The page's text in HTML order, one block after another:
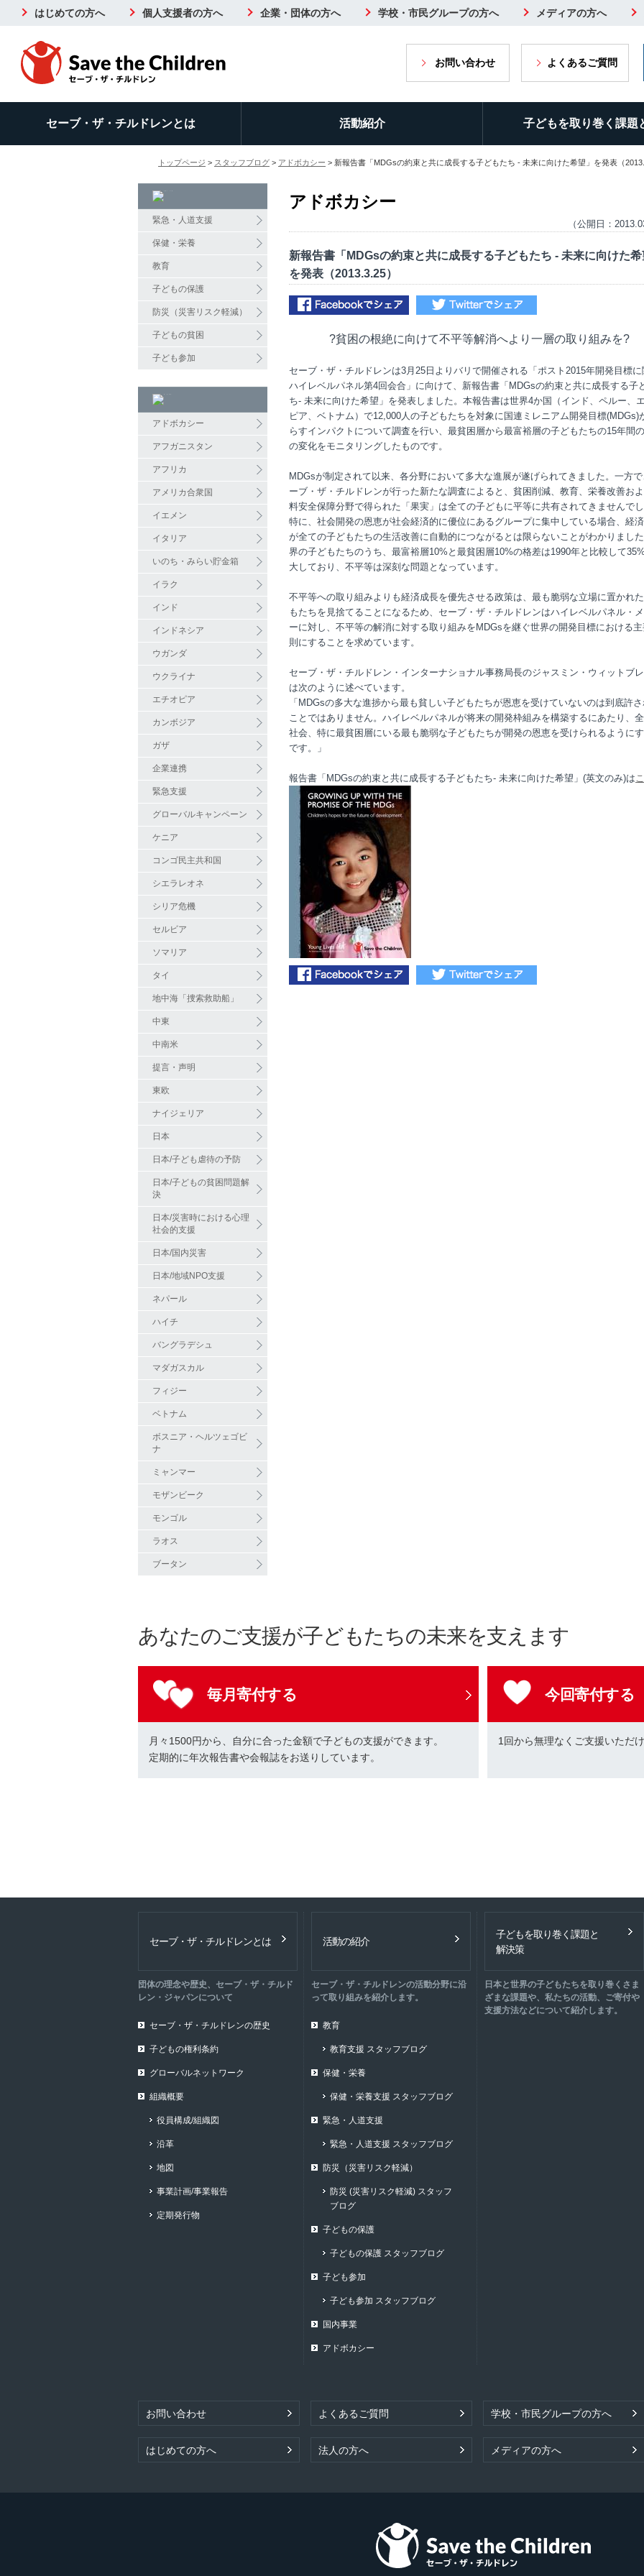
はじめての方へ 個人支援者の方へ 企業・団体の方へ 学校・市民グループの方へ メディアの方へ
お問い合わせ よくあるご質問
セーブ・ザ・チルドレンとは 活動紹介 子どもを取り巻く課題
トップページ > スタッフブログ > アドボカシー > 新報告書「MDGsの約束と共に成長する子どもたち - 未来に向けた希望」を発表（
緊急・人道支援
保健・栄養
教育
子どもの保護
防災（災害リスク軽減）
子どもの貧困
子ども参加
アドボカシー
アフガニスタン
アフリカ
アメリカ合衆国
イエメン
イタリア
いのち・みらい貯金箱
イラク
インド
インドネシア
ウガンダ
ウクライナ
エチオピア
カンボジア
ガザ
企業連携
緊急支援
グローバルキャンペーン
ケニア
コンゴ民主共和国
シエラレオネ
シリア危機
セルビア
ソマリア
タイ
地中海「捜索救助船」
中東
中南米
提言・声明
東欧
ナイジェリア
日本
日本/子ども虐待の予防
日本/子どもの貧困問題解
決
日本/災害時における心理
社会的支援
日本/国内災害
日本/地域NPO支援
ネパール
ハイチ
バングラデシュ
マダガスカル
フィジー
ベトナム
ボスニア・ヘルツェゴビ
ナ
ミャンマー
モザンビーク
モンゴル
ラオス
ブータン
アドボカシー
（公開日：
新報告書「MDGsの約束と共に成長する子どもたち - 未来に向けた
を発表（2013.3.25）
?貧困の根絶に向けて不平等解消へより一層の取り組みを?
セーブ・ザ・チルドレンは3月25日よりバリで開催される「ポスト2015年開発目標
ハイレベルパネル第4回会合」に向けて、新報告書「MDGsの約束と共に成長する子
ち- 未来に向けた希望」を発表しました。本報告書は世界4か国（インド、ペルー、
ピア、ベトナム）で12,000人の子どもたちを対象に国連ミレニアム開発目標(MDGs)
らすインパクトについて調査を行い、最貧困層から最富裕層の子どもたちの15年間
の変化をモニタリングしたものです。
MDGsが制定されて以来、各分野において多大な進展が遂げられてきました。一方
ーブ・ザ・チルドレンが行った新たな調査によると、貧困削減、教育、栄養改善お
料安全保障分野で得られた「果実」は全ての子どもに平等に共有されてきませんで
特に、社会開発の恩恵が社会経済的に優位にあるグループに集中している場合、経
が全ての子どもたちの生活改善に自動的につながるとは限らないことがわかりまし
界の子どもたちのうち、最富裕層10%と最貧困層10%の格差は1990年と比較して
大しており、不平等は深刻な問題となっています。
不平等への取り組みよりも経済成長を優先させる政策は、最も脆弱な立場に置かれ
もたちを見捨てることになるため、セーブ・ザ・チルドレンはハイレベルパネル・
ーに対し、不平等の解消に対する取り組みをMDGsを継ぐ世界の開発目標における
則にすることを求めています。
セーブ・ザ・チルドレン・インターナショナル事務局長のジャスミン・ウィットブ
は次のように述べています。
「MDGsの多大な進捗から最も貧しい子どもたちが恩恵を受けていないのは到底許
ことではありません。ハイレベルパネルが将来の開発枠組みを構築するにあたり、
社会、特に最貧困層にいる最も脆弱な子どもたちが開発の恩恵を受けられるように
です。」
報告書「MDGsの約束と共に成長する子どもたち- 未来に向けた希望」(英文のみ)は
あなたのご支援が子どもたちの未来を支えます
毎月寄付する
月々1500円から、自分に合った金額で子どもの支援ができます。
定期的に年次報告書や会報誌をお送りしています。
今回寄付する
1回から無理なくご支援いただ
セーブ・ザ・チルドレンとは
団体の理念や歴史、セーブ・ザ・チルド
レン・ジャパンについて
セーブ・ザ・チルドレンの歴史
子どもの権利条約
グローバルネットワーク
組織概要
役員構成/組織図
沿革
地図
事業計画/事業報告
定期発行物
活動の紹介
セーブ・ザ・チルドレンの活動分野に沿
って取り組みを紹介します。
教育
教育支援 スタッフブログ
保健・栄養
保健・栄養支援 スタッフブログ
緊急・人道支援
緊急・人道支援 スタッフブログ
防災（災害リスク軽減）
防災 (災害リスク軽減) スタッフ
ブログ
子どもの保護
子どもの保護 スタッフブログ
子ども参加
子ども参加 スタッフブログ
国内事業
アドボカシー
子どもを取り巻く課題と
解決策
日本と世界の子どもたちを取り巻くさま
ざまな課題や、私たちの活動、ご寄付や
支援方法などについて紹介します。
お問い合わせ よくあるご質問 学校・市民グループの方へ
はじめての方へ 法人の方へ メディアの方へ